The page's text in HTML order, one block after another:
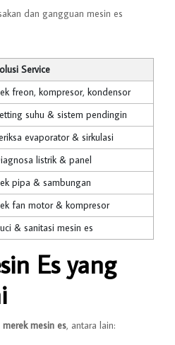
dan gangguan mesin es
Service
freon, kompresor, kondensor
suhu & sistem pendingin
evaporator & sirkulasi
listrik & panel
pipa & sambungan
fan motor & kompresor
& sanitasi mesin es
Es yang
mesin es, antara lain: